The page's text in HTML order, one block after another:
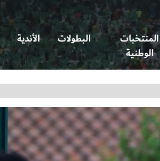
المنتخبات
الوطنية
البطولات الأندية